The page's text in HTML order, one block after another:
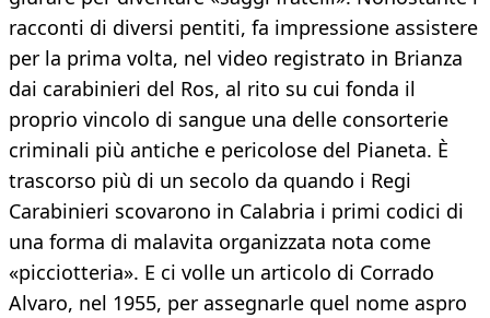
racconti di diversi pentiti, fa impressione assistere
per la prima volta, nel video registrato in Brianza
dai carabinieri del Ros, al rito su cui fonda il
proprio vincolo di sangue una delle consorterie
criminali più antiche e pericolose del Pianeta. È
trascorso più di un secolo da quando i Regi
Carabinieri scovarono in Calabria i primi codici di
una forma di malavita organizzata nota come
«picciotteria». E ci volle un articolo di Corrado
Alvaro, nel 1955, per assegnarle quel nome aspro